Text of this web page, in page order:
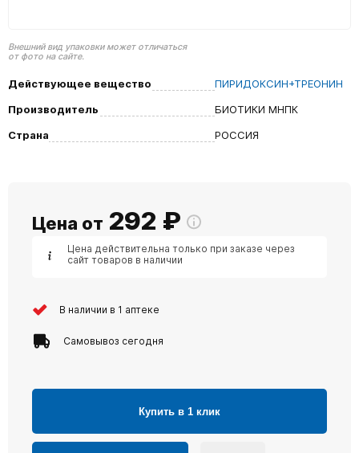
Внешний вид упаковки может отличаться
от фото на сайте.
Действующее вещество
ПИРИДОКСИН+ТРЕОНИН
Производитель
БИОТИКИ МНПК
Страна
РОССИЯ
Цена от 292 ₽
Цена действительна только при заказе через
сайт товаров в наличии
В наличии в 1 аптеке
Самовывоз сегодня
Купить в 1 клик